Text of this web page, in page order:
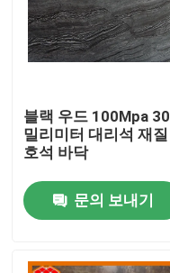
블랙 우드 100Mpa 30
밀리미터 대리석 재질
호석 바닥
문의 보내기